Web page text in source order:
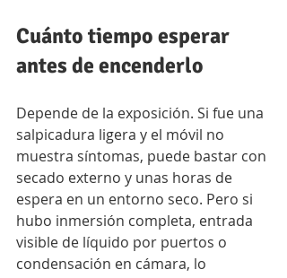
Cuánto tiempo esperar
antes de encenderlo
Depende de la exposición. Si fue una
salpicadura ligera y el móvil no
muestra síntomas, puede bastar con
secado externo y unas horas de
espera en un entorno seco. Pero si
hubo inmersión completa, entrada
visible de líquido por puertos o
condensación en cámara, lo